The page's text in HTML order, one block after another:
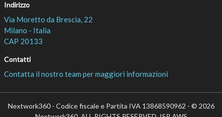
Indirizzo
Via Moretto da Brescia, 22
Milano - Italia
CAP 20133
Contatti
Contatta il nostro team per maggiori informazioni
Nextwork360 - Codice fiscale e Partita IVA 13868590962 - © 2026